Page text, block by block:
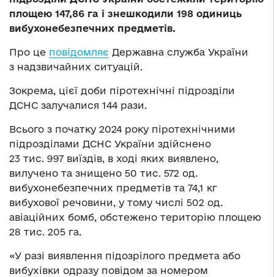
площею 147,86 га і знешкодили 198 одиниць
вибухонебезпечних предметів.
Про це повідомляє Державна служба України
з надзвичайних ситуацій.
Зокрема, цієї доби піротехнічні підрозділи
ДСНС залучалися 144 рази.
Всього з початку 2024 року піротехнічними
підрозділами ДСНС України здійснено
23 тис. 997 виїздів, в ході яких виявлено,
вилучено та знищено 50 тис. 572 од.
вибухонебезпечних предметів та 74,1 кг
вибухової речовини, у тому числі 502 од.
авіаційних бомб, обстежено територію площею
28 тис. 205 га.
«У разі виявлення підозрілого предмета або
вибухівки одразу повідом за номером